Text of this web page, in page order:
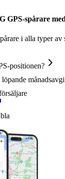
GPS-spårare
i alla typer
positionen?